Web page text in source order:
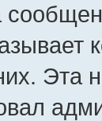
Эта